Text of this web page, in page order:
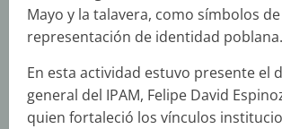
Mayo y la talavera, como símbolos de
representación de identidad poblana.
En esta actividad estuvo presente el
general del IPAM, Felipe David
quien fortaleció los vínculos